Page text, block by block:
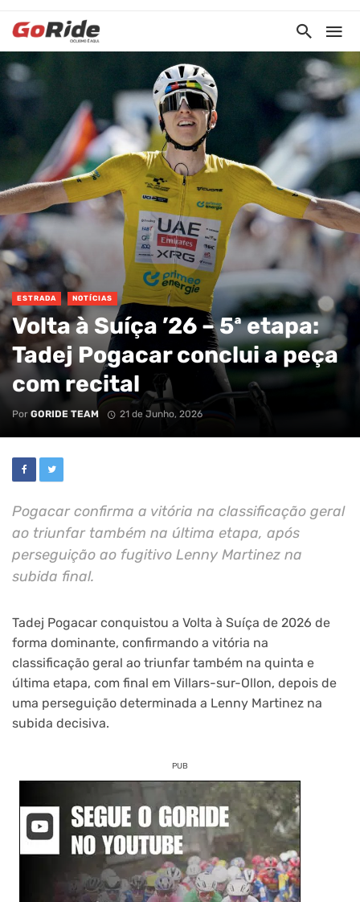
ESTRADA NOTÍCIAS
Volta à Suíça ’26 – 5ª etapa:
Tadej Pogacar conclui a peça
com recital
Por GORIDE TEAM 21 de Junho, 2026
Pogacar confirma a vitória na classificação geral
ao triunfar também na última etapa, após
perseguição ao fugitivo Lenny Martinez na
subida final.
Tadej Pogacar conquistou a Volta à Suíça de 2026 de
forma dominante, confirmando a vitória na
classificação geral ao triunfar também na quinta e
última etapa, com final em Villars-sur-Ollon, depois de
uma perseguição determinada a Lenny Martinez na
subida decisiva.
PUB